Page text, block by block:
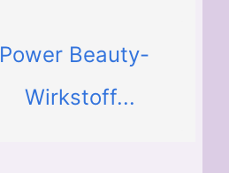
Power Beauty-
Wirkstoff...